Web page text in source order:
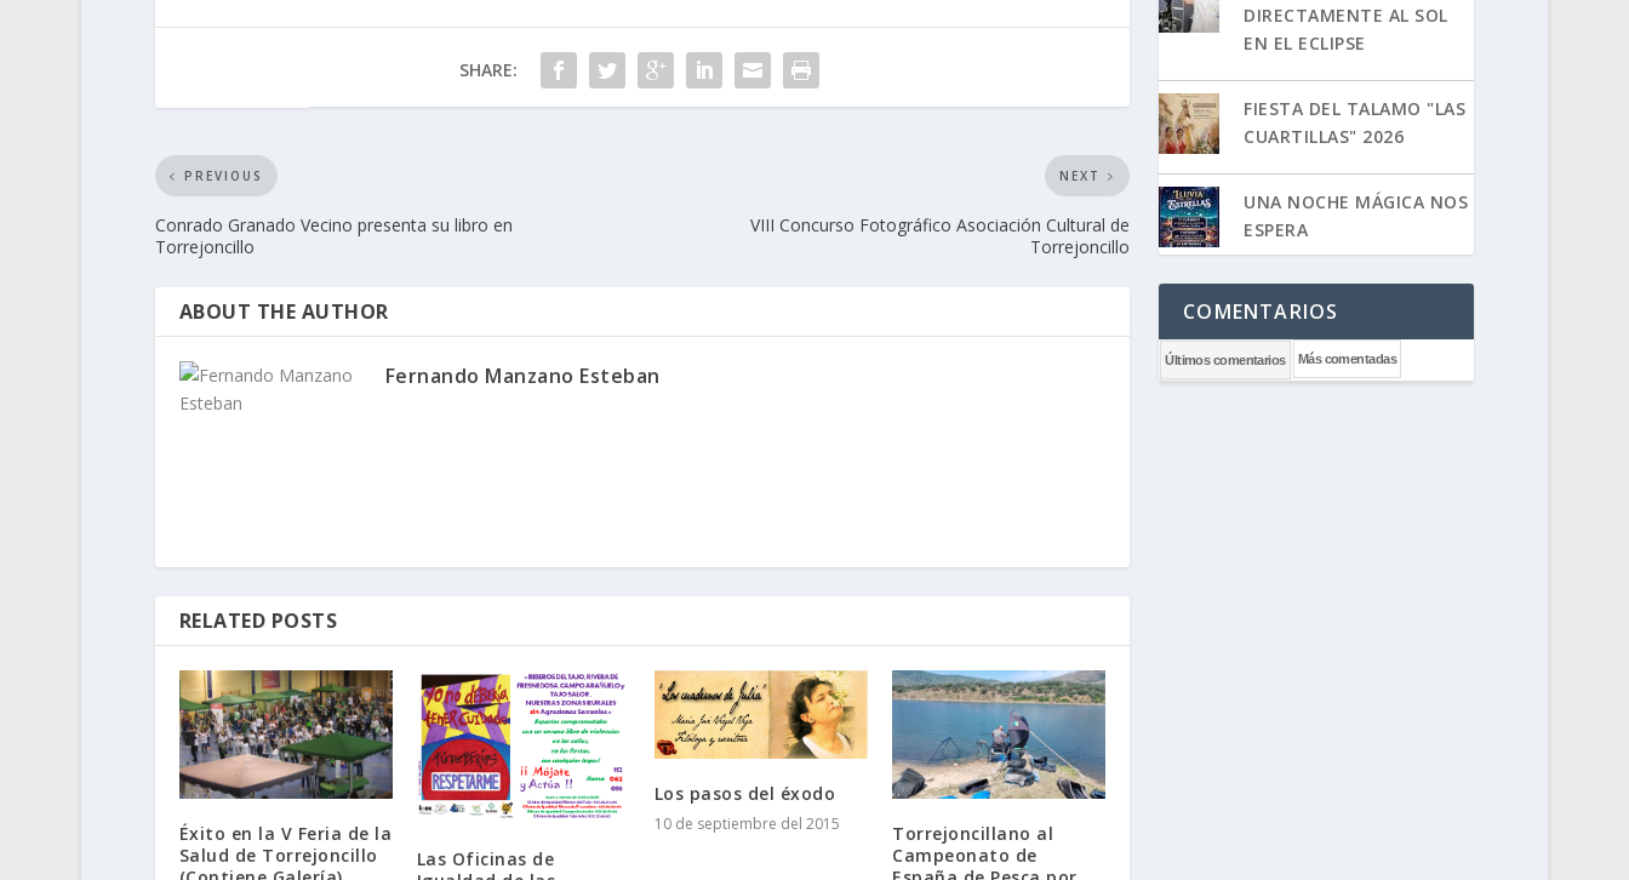
SHARE:
PREVIOUS
Conrado Granado Vecino presenta su libro en
Torrejoncillo
NEXT
VIII Concurso Fotográfico Asociación Cultural de
Torrejoncillo
ABOUT THE AUTHOR
Fernando Manzano Esteban
RELATED POSTS
Éxito en la V Feria de la
Salud de Torrejoncillo
Las Oficinas de
Los pasos del éxodo
10 de septiembre del 2015
Torrejoncillano al
Campeonato de
DIRECTAMENTE AL SOL
EN EL ECLIPSE
FIESTA DEL TALAMO "LAS
CUARTILLAS" 2026
UNA NOCHE MÁGICA NOS
ESPERA
COMENTARIOS
Últimos comentarios Más comentadas